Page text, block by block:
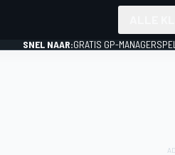
SNEL NAAR:GRATIS GP-MANAGERSPEL